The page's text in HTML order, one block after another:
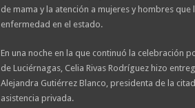
de mama y la atención a mujeres y hombres que
enfermedad en el estado.
En una noche en la que continuó la celebración
de Luciérnagas, Celia Rivas Rodríguez hizo
Alejandra Gutiérrez Blanco, presidenta de la
asistencia privada.